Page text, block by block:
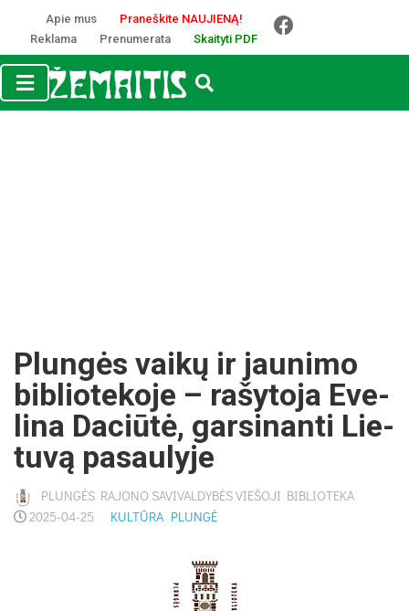
Apie mus
Praneškite NAUJIENĄ!
Reklama
Prenumerata Skaityti PDF
Plun­gės vai­kų ir jau­ni­mo
bib­lio­te­ko­je – ra­šy­to­ja Eve­
li­na Da­ciū­tė, gar­si­nan­ti Lie­
tu­vą pa­sau­ly­je
PLUNGĖS RAJONO SAVIVALDYBĖS VIEŠOJI BIBLIOTEKA
2025-04-25
KULTŪRA PLUNGĖ